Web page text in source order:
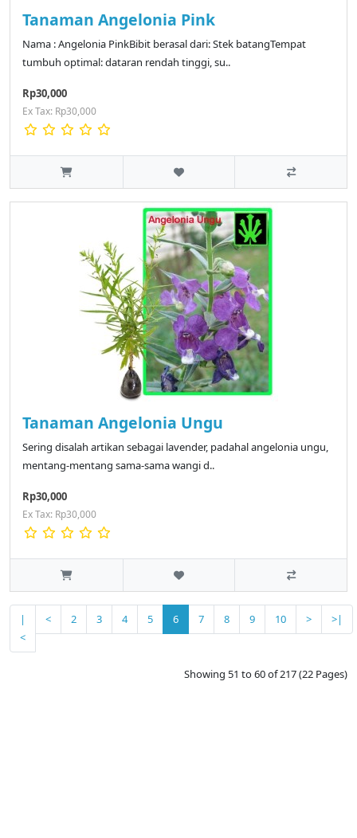
Tanaman Angelonia Pink
Nama : Angelonia PinkBibit berasal dari: Stek batangTempat
tumbuh optimal: dataran rendah tinggi, su..
Rp30,000
Ex Tax: Rp30,000
Tanaman Angelonia Ungu
Sering disalah artikan sebagai lavender, padahal angelonia ungu,
mentang-mentang sama-sama wangi d..
Rp30,000
Ex Tax: Rp30,000
|
<
< 2 3 4 5 6 7 8 9 10 > >|
Showing 51 to 60 of 217 (22 Pages)